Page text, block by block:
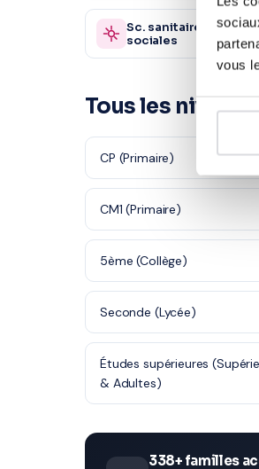
vous
Sc. sanitaires et
sociales
Tous les
CP (Primaire)
CM1 (Primaire)
5ème (Collège)
Seconde (Lycée)
Études supérieures
& Adultes)
338+ familles